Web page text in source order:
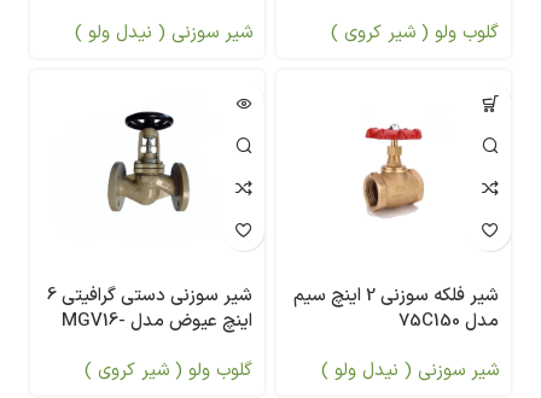
گلوب ولو ( شیر کروی )
شیر سوزنی ( نیدل ولو )
شیر فلکه سوزنی 2 اینچ سیم
مدل 75C150
شیر سوزنی ( نیدل ولو )
شیر سوزنی دستی گرافیتی 6
اینچ عیوض مدل MGV16-
گلوب ولو ( شیر کروی )